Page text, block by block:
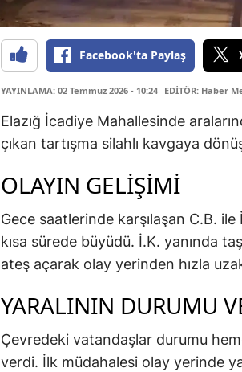
Facebook'ta Paylaş
YAYINLAMA: 02 Temmuz 2026 - 10:24 EDİTÖR: Haber
Elazığ İcadiye Mahallesinde
çıkan tartışma silahlı kavgaya
OLAYIN GELİŞİMİ
Gece saatlerinde karşılaşan C.B.
kısa sürede büyüdü. İ.K. yanında
ateş açarak olay yerinden hızla
YARALININ DURUMU
Çevredeki vatandaşlar durumu
verdi. İlk müdahalesi olay yerinde